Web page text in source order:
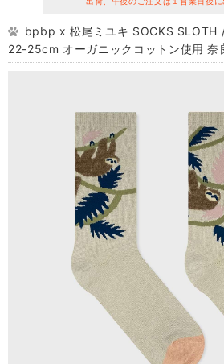
bpbp x 松尾ミユキ SOCKS SLOTH
22-25cm オーガニックコットン使用 奈